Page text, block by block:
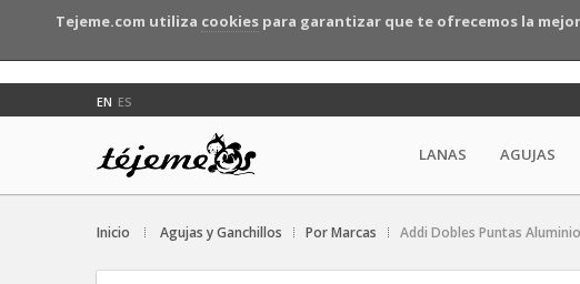
Tejeme.com utiliza cookies para garantizar que te ofrecemos la
EN ES
LANAS AGUJAS
Inicio Agujas y Ganchillos Por Marcas Addi Dobles Puntas